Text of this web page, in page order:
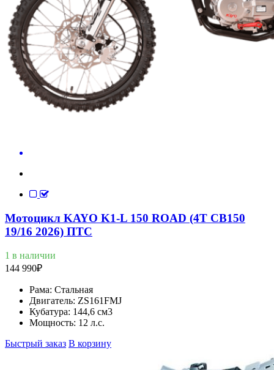
Мотоцикл KAYO K1-L 150 ROAD (4T CB150
19/16 2026) ПТС
1 в наличии
144 990₽
Рама: Стальная
Двигатель: ZS161FMJ
Кубатура: 144,6 см3
Мощность: 12 л.с.
Быстрый заказ В корзину